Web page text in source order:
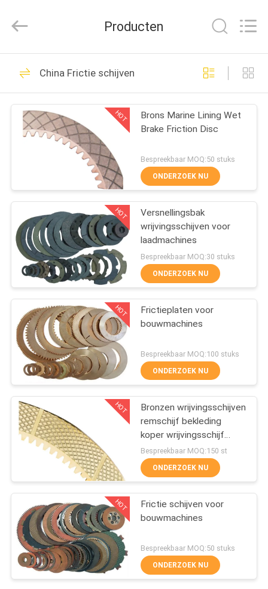
HUIS
PRODUCTEN
ONGEVEER
FABRIEKSREIS
KWALITEITSCONTROLE
CONTACTEER
ONS
VERZOEK
OM EEN
CITAAT
SITEMAP
PRIVACY
Remvoeringsbroodje
42
De Voering van het
rembroodje
23
Geweven
Remvoeringsbroodje
Remblokmateriaal
32
Producten
China Frictie schijven
HOT
Brons Marine Lining Wet
Brake Friction Disc
Bespreekbaar MOQ:50 stuks
ONDERZOEK NU
HOT
Versnellingsbak
wrijvingsschijven voor
laadmachines
Bespreekbaar MOQ:30 stuks
ONDERZOEK NU
HOT
Frictieplaten voor
bouwmachines
Bespreekbaar MOQ:100 stuks
ONDERZOEK NU
HOT
Bronzen wrijvingsschijven
remschijf bekleding
koper wrijvingsschijf
koper wrijvingsschijf
Bespreekbaar MOQ:150 st
ONDERZOEK NU
HOT
Frictie schijven voor
bouwmachines
Bespreekbaar MOQ:50 stuks
ONDERZOEK NU